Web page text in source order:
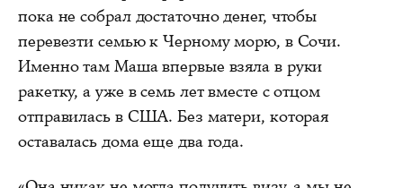
пока не собрал достаточно денег, чтобы
перевезти семью к Черному морю, в Сочи.
Именно там Маша впервые взяла в руки
ракетку, а уже в семь лет вместе с отцом
отправилась в США. Без матери, которая
оставалась дома еще два года.